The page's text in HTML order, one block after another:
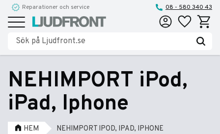
Meny
Reparationer och service 08 - 580 340 43
Favoriter
NEHIMPORT iPod,
iPad, Iphone
HEM NEHIMPORT IPOD, IPAD, IPHONE